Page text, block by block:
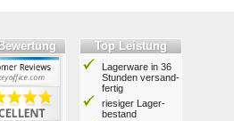
Top Leistung
Lagerware in 36
Stunden ver­sand­
fertig
riesiger Lager­
bestand